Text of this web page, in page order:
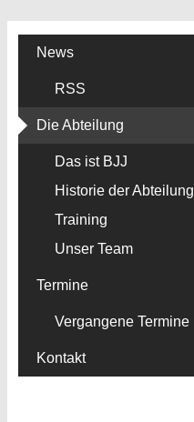
News
RSS
Die Abteilung
Das ist BJJ
Historie der Abteilung
Training
Unser Team
Termine
Vergangene Termine
Kontakt